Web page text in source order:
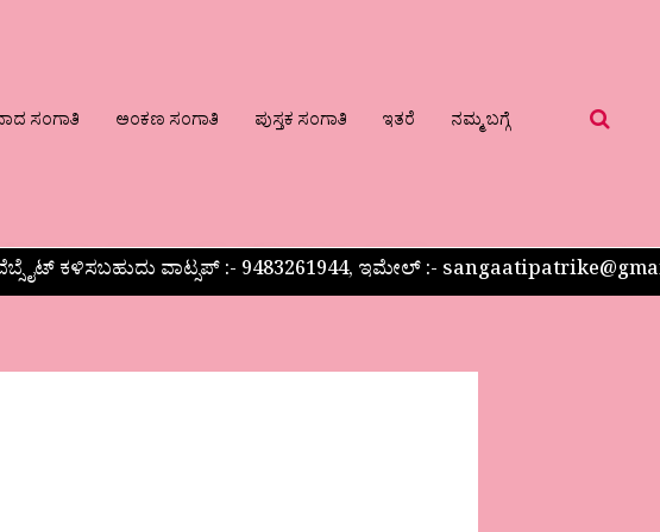
ಸಂಗಾತಿ ಅಂಕಣ ಸಂಗಾತಿ ಪುಸ್ತಕ ಸಂಗಾತಿ ಇತರೆ ನಮ್ಮ ಬಗ್ಗೆ
ಕಳಿಸಬಹುದು ವಾಟ್ಸಪ್‌ :- 9483261944, ಇಮೇಲ್ :-